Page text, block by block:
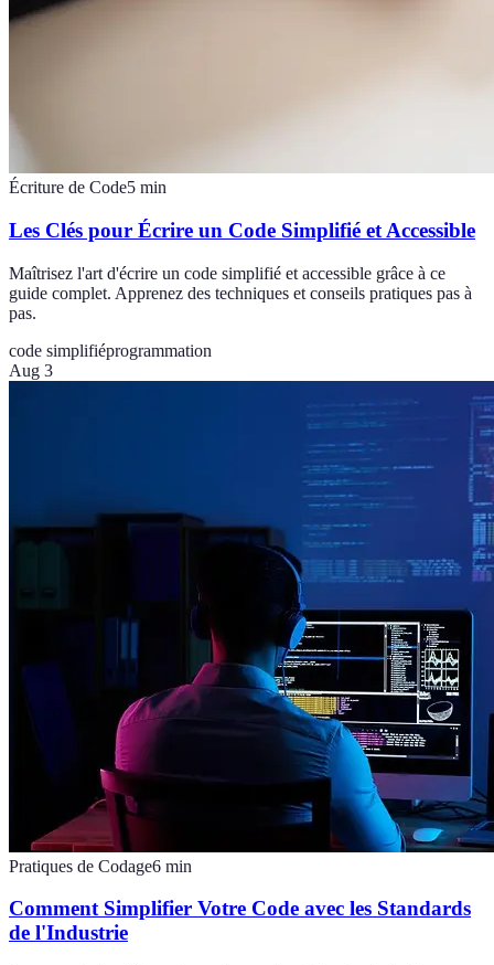
Écriture de Code5 min
Les Clés pour Écrire un Code Simplifié et Accessible
Maîtrisez l'art d'écrire un code simplifié et accessible grâce à ce
guide complet. Apprenez des techniques et conseils pratiques pas à
pas.
code simplifiéprogrammation
Aug 3
Pratiques de Codage6 min
Comment Simplifier Votre Code avec les Standards
de l'Industrie